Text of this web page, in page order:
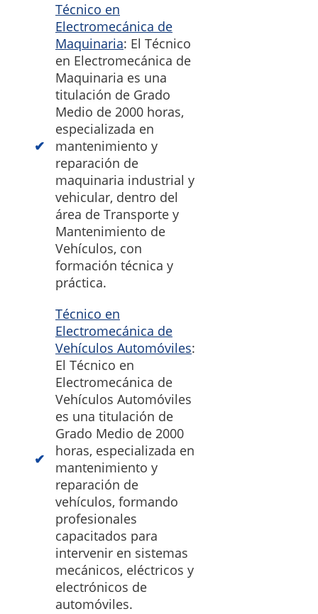
Técnico en
Electromecánica de
Maquinaria: El Técnico
en Electromecánica de
Maquinaria es una
titulación de Grado
Medio de 2000 horas,
especializada en
mantenimiento y
reparación de
maquinaria industrial y
vehicular, dentro del
área de Transporte y
Mantenimiento de
Vehículos, con
formación técnica y
práctica.
Técnico en
Electromecánica de
Vehículos Automóviles:
El Técnico en
Electromecánica de
Vehículos Automóviles
es una titulación de
Grado Medio de 2000
horas, especializada en
mantenimiento y
reparación de
vehículos, formando
profesionales
capacitados para
intervenir en sistemas
mecánicos, eléctricos y
electrónicos de
automóviles.